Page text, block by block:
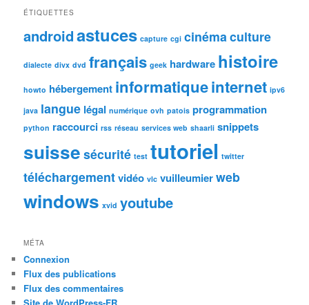
ÉTIQUETTES
androidastuces capture cgi cinéma culture
dialecte divx dvd français geek hardware histoire
howto hébergement informatiqueinternet ipv6
java langue légal numérique ovh patois programmation
python raccourci rss réseau services web shaarli snippets
suisse sécurité test tutoriel twitter
téléchargementvidéo vlc vuilleumierweb
windows xvid youtube
MÉTA
Connexion
Flux des publications
Flux des commentaires